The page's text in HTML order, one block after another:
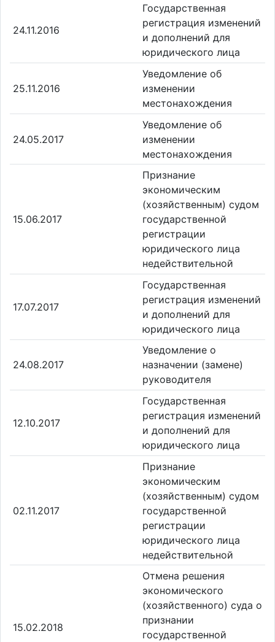
24.11.2016
Государственная
регистрация изменений
и дополнений для
юридического лица
25.11.2016
Уведомление об
изменении
местонахождения
24.05.2017
Уведомление об
изменении
местонахождения
15.06.2017
Признание
экономическим
(хозяйственным) судом
государственной
регистрации
юридического лица
недействительной
17.07.2017
Государственная
регистрация изменений
и дополнений для
юридического лица
24.08.2017
Уведомление о
назначении (замене)
руководителя
12.10.2017
Государственная
регистрация изменений
и дополнений для
юридического лица
02.11.2017
Признание
экономическим
(хозяйственным) судом
государственной
регистрации
юридического лица
недействительной
15.02.2018
Отмена решения
экономического
(хозяйственного) суда о
признании
государственной